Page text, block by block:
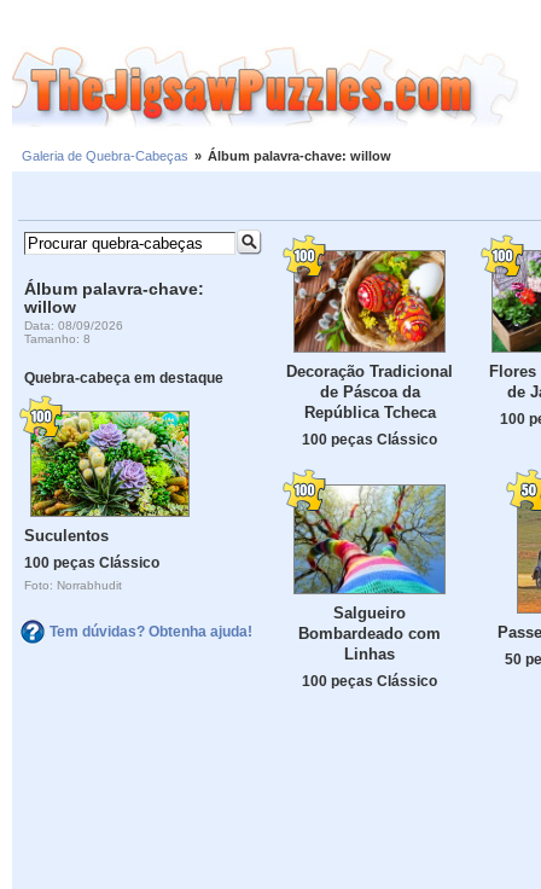
Galeria de Quebra-Cabeças » Álbum palavra-chave: willow
Álbum palavra-chave:
willow
Data: 08/09/2026
Tamanho: 8
Quebra-cabeça em destaque
Suculentos
100 peças Clássico
Foto: Norrabhudit
Tem dúvidas? Obtenha ajuda!
Decoração Tradicional
de Páscoa da
República Tcheca
100 peças Clássico
Flores
de
100
Salgueiro
Bombardeado com
Linhas
100 peças Clássico
50